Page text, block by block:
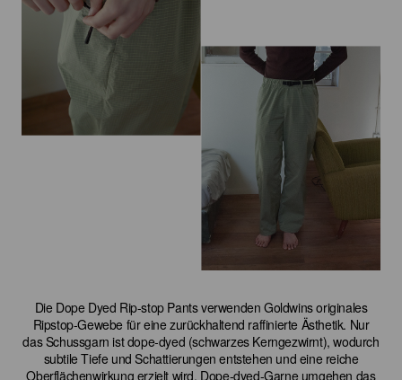
Die Dope Dyed Rip-stop Pants verwenden Goldwins originales
Ripstop-Gewebe für eine zurückhaltend raffinierte Ästhetik. Nur
das Schussgarn ist dope-dyed (schwarzes Kerngezwirnt), wodurch
subtile Tiefe und Schattierungen entstehen und eine reiche
Oberflächenwirkung erzielt wird. Dope-dyed-Garne umgehen das